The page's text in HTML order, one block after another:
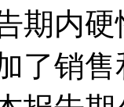
期内
了销